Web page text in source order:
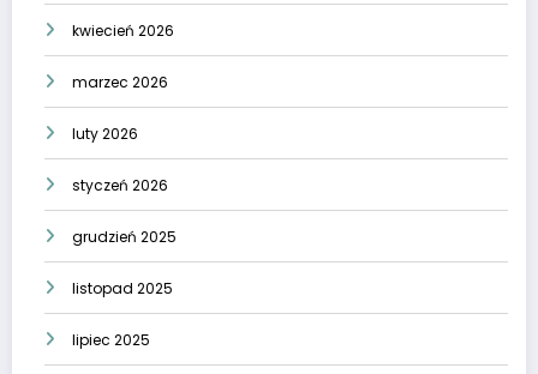
kwiecień 2026
marzec 2026
luty 2026
styczeń 2026
grudzień 2025
listopad 2025
lipiec 2025